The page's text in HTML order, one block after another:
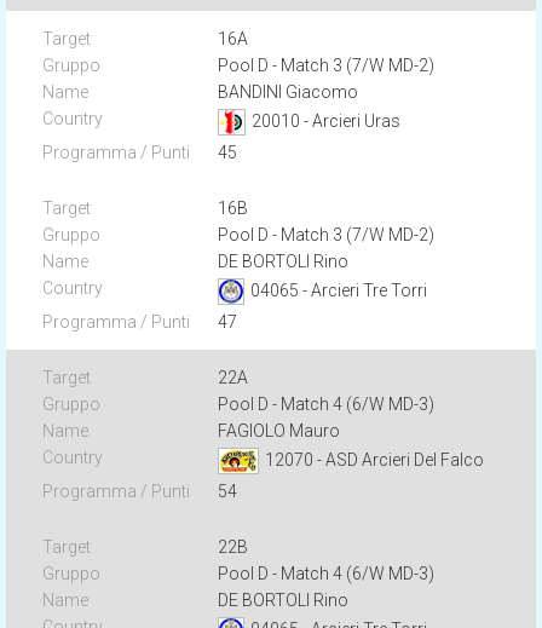
16A
Pool D - Match 3 (7/W MD-2)
BANDINI Giacomo
20010 - Arcieri Uras
45
16B
Pool D - Match 3 (7/W MD-2)
DE BORTOLI Rino
04065 - Arcieri Tre Torri
47
22A
Pool D - Match 4 (6/W MD-3)
FAGIOLO Mauro
12070 - ASD Arcieri Del Falco
54
22B
Pool D - Match 4 (6/W MD-3)
DE BORTOLI Rino